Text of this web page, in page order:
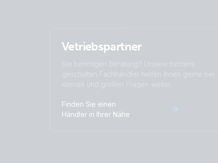
Vetriebspartner
Sie benötigen Beratung? Unsere bestens
geschulten Fachhändler helfen Ihnen gerne bei
kleinen und großen Fragen weiter.
Finden Sie einen
Händler in Ihrer Nähe